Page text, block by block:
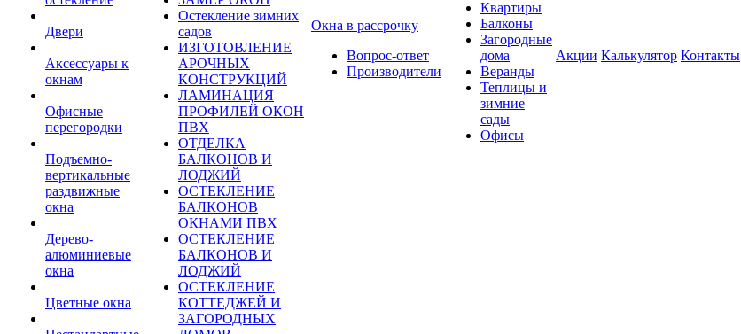
Двери
Аксессуары к
окнам
Офисные
перегородки
Подъемно-
вертикальные
раздвижные
окна
Дерево-
алюминиевые
окна
Цветные окна
Остекление зимних
садов
ИЗГОТОВЛЕНИЕ
АРОЧНЫХ
КОНСТРУКЦИЙ
ЛАМИНАЦИЯ
ПРОФИЛЕЙ ОКОН
ПВХ
ОТДЕЛКА
БАЛКОНОВ И
ЛОДЖИЙ
ОСТЕКЛЕНИЕ
БАЛКОНОВ
ОКНАМИ ПВХ
ОСТЕКЛЕНИЕ
БАЛКОНОВ И
ЛОДЖИЙ
ОСТЕКЛЕНИЕ
КОТТЕДЖЕЙ И
ЗАГОРОДНЫХ
Окна в рассрочку
Вопрос-ответ
Производители
Квартиры
Балконы
Загородные
дома
Веранды
Теплицы и
зимние
сады
Офисы
Акции Калькулятор Контакты